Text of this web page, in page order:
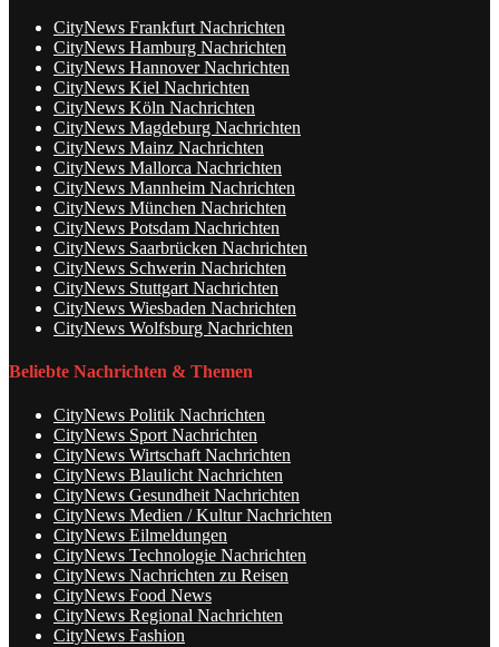
CityNews Frankfurt Nachrichten
CityNews Hamburg Nachrichten
CityNews Hannover Nachrichten
CityNews Kiel Nachrichten
CityNews Köln Nachrichten
CityNews Magdeburg Nachrichten
CityNews Mainz Nachrichten
CityNews Mallorca Nachrichten
CityNews Mannheim Nachrichten
CityNews München Nachrichten
CityNews Potsdam Nachrichten
CityNews Saarbrücken Nachrichten
CityNews Schwerin Nachrichten
CityNews Stuttgart Nachrichten
CityNews Wiesbaden Nachrichten
CityNews Wolfsburg Nachrichten
Beliebte Nachrichten & Themen
CityNews Politik Nachrichten
CityNews Sport Nachrichten
CityNews Wirtschaft Nachrichten
CityNews Blaulicht Nachrichten
CityNews Gesundheit Nachrichten
CityNews Medien / Kultur Nachrichten
CityNews Eilmeldungen
CityNews Technologie Nachrichten
CityNews Nachrichten zu Reisen
CityNews Food News
CityNews Regional Nachrichten
CityNews Fashion